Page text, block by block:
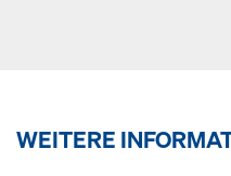
WEITERE